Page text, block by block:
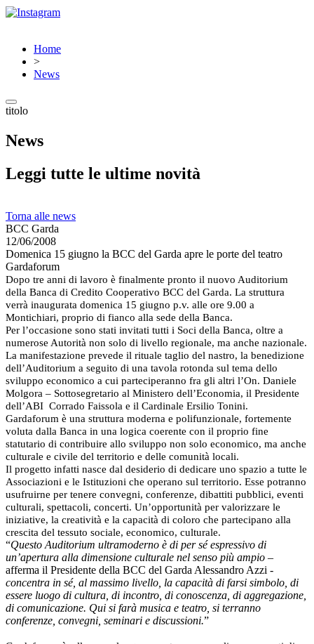
Home
>
News
titolo
News
Leggi tutte le ultime novità
Torna alle news
BCC Garda
12/06/2008
Domenica 15 giugno la BCC del Garda apre le porte del teatro
Gardaforum
Dopo tre anni di lavoro è finalmente pronto il nuovo Auditorium
della Banca di Credito Cooperativo BCC del Garda. La struttura
verrà inaugurata domenica 15 giugno p.v. alle ore 9.00 a
Montichiari, proprio di fianco alla sede della Banca.
Per l’occasione sono stati invitati tutti i Soci della Banca, oltre a
numerose Autorità non solo di livello regionale, ma anche nazionale.
La manifestazione prevede il rituale taglio del nastro, la benedizione
dell’Auditorium a seguito di una tavola rotonda sul tema dello
sviluppo economico a cui parteciperanno fra gli altri l’On. Daniele
Molgora – Sottosegretario al Ministero dell’Economia, il Presidente
dell’ABI Corrado Faissola e il Cardinale Ersilio Tonini.
Gardaforum è una struttura moderna e polifunzionale, fortemente
voluta dalla Banca in una logica coerente con il proprio fine
statutario di contribuire allo sviluppo non solo economico, ma anche
culturale e civile del territorio e delle comunità locali.
Il progetto infatti nasce dal desiderio di dedicare uno spazio a tutte le
Associazioni e le Istituzioni che operano sul territorio. Esse potranno
usufruirne per tenere convegni, conferenze, dibattiti pubblici, eventi
culturali, spettacoli, concerti. Un’opportunità per valorizzare le
iniziative, la creatività e la capacità di coloro che partecipano alla
crescita del tessuto sociale, economico, culturale.
“Questo Auditorium ultramoderno è di per sé espressivo di
un’apertura alla dimensione culturale nel senso più ampio –
afferma il Presidente della BCC del Garda Alessandro Azzi -
concentra in sé, al massimo livello, la capacità di farsi simbolo, di
essere luogo di cultura, di incontro, di conoscenza, di aggregazione,
di comunicazione. Qui si farà musica e teatro, si terranno
conferenze, convegni, seminari e discussioni.”